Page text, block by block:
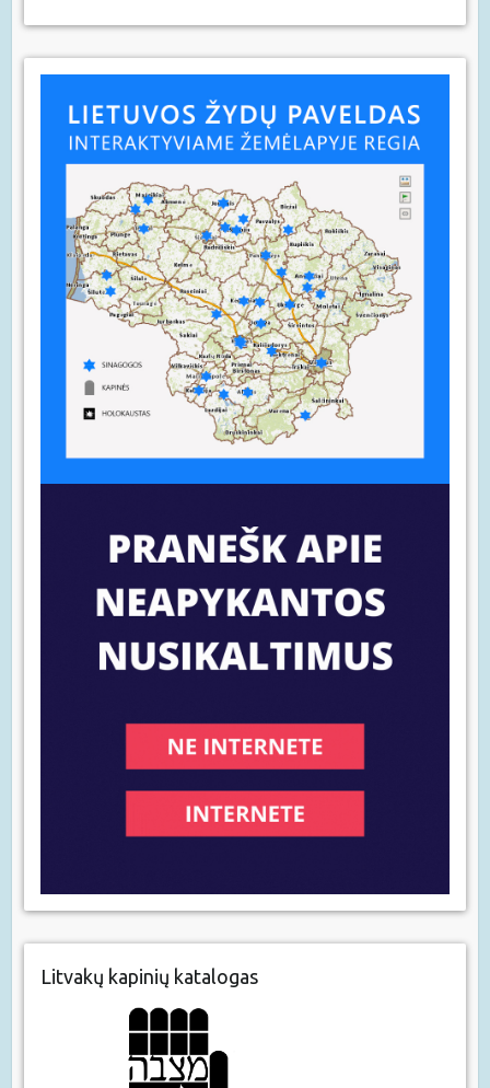
Litvakų kapinių katalogas